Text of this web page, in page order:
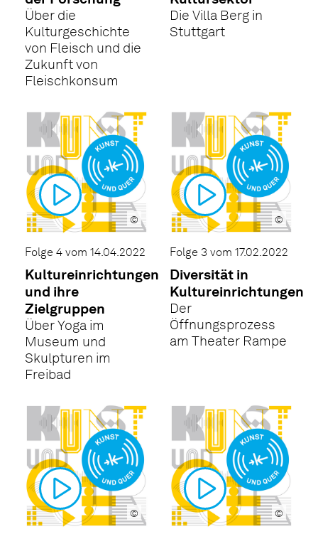
Über die
Kulturgeschichte
von Fleisch und die
Zukunft von
Fleischkonsum
Die Villa Berg in
Stuttgart
©
Folge 4 vom 14.04.2022
Kultureinrichtungen
und ihre
Zielgruppen
Über Yoga im
Museum und
Skulpturen im
Freibad
©
Folge 3 vom 17.02.2022
Diversität in
Kultureinrichtungen
Der
Öffnungsprozess
am Theater Rampe
© ©